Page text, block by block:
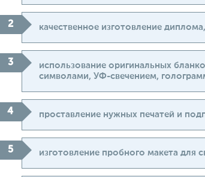
качественное изготовление
использование оригинальных
символами, УФ-свечением,
проставление нужных печатей и
изготовление пробного макета для